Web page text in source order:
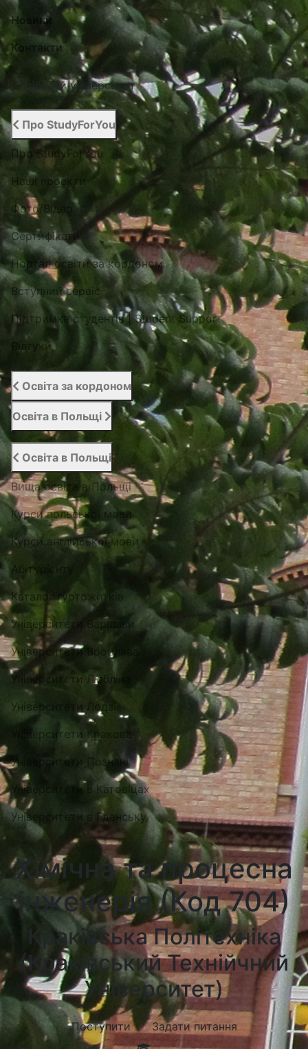
Новини
Контакти
Підібрати університет
Про StudyForYou
Про StudyForYou
Наші проекти
Фото/Відео
Сертифікати
Портал освіти за кордоном
Вступний сервіс
Підтримка студентів | Student Support
Відгуки
Освіта за кордоном
Освіта в Польщі
Освіта в Польщі
Вища освіта в Польщі
Курси польської мови
Курси англійської мови
Абітурієнту
Каталог гуртожитків
Університети Варшави
Університети Вроцлава
Університети Любліна
Університети Лодзі
Університети Кракова
Університети Познані
Університети в Катовіцах
Університети в Гданську
Хімічна та процесна
інженерія (Код 704)
Краківська Політехніка
(Краківський Технійчний
Університет)
Поступити Задати питання